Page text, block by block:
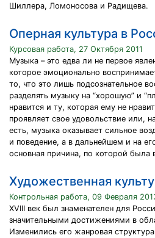
Шиллера, Ломоносова и Радищева.
Оперная культура в
Курсовая работа, 27 Октября 2011
Музыка – это едва ли не первое
которое эмоционально
то, что это лишь подсознательное
разделять музыку на “хорошую” и
нравится и ту, которая ему не
проявляет свое удовольствие или,
есть, музыка оказывает сильное
и поведение, а в дальнейшем и на
основная причина, по которой была
Художественная
Контрольная работа, 09 Февраля
XVIII век был знаменателен для
значительными достижениями в
Изменились его жанровая